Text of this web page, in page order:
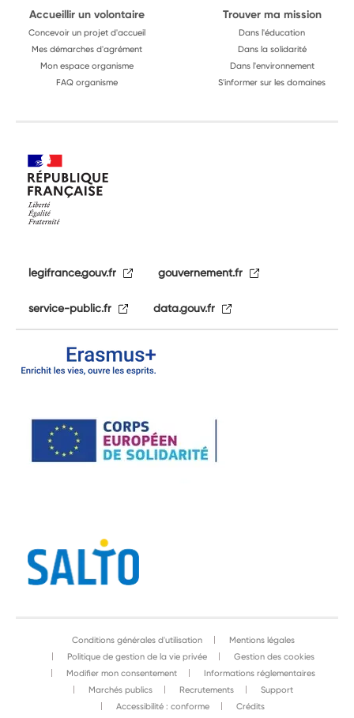
Accueillir un volontaire
Concevoir un projet d'accueil
Mes démarches d'agrément
Mon espace organisme
FAQ organisme
Trouver ma mission
Dans l'éducation
Dans la solidarité
Dans l'environnement
S'informer sur les domaines
legifrance.gouv.fr gouvernement.fr
service-public.fr data.gouv.fr
Conditions générales d'utilisation
Mentions légales
Politique de gestion de la vie privée
Gestion des cookies
Modifier mon consentement
Informations réglementaires
Marchés publics
Recrutements
Support
Accessibilité : conforme
Crédits